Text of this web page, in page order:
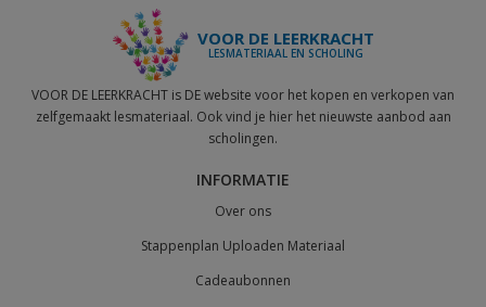
VOOR DE LEERKRACHT
LESMATERIAAL EN SCHOLING
VOOR DE LEERKRACHT is DE website voor het kopen en verkopen van
zelfgemaakt lesmateriaal. Ook vind je hier het nieuwste aanbod aan
scholingen.
INFORMATIE
Over ons
Stappenplan Uploaden Materiaal
Cadeaubonnen